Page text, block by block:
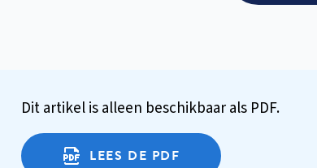
Dit artikel is alleen beschikbaar als PDF.
LEES DE PDF